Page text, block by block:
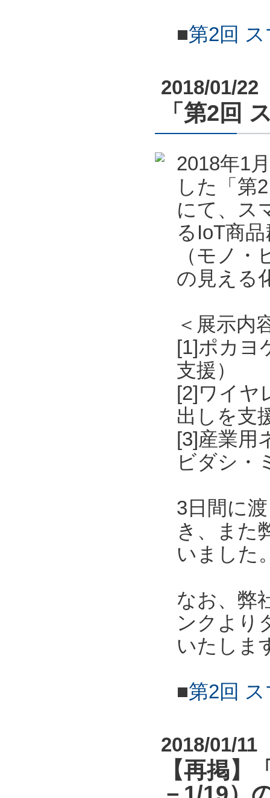
■第2回
2018/01/22
「第2回
2018年1
した「第
にて、ス
るIoT商
（モノ
の見える
＜展示内
[1]ポカヨ
支援）
[2]ワイヤ
出しを支
[3]産業用
ビダシ・
3日間に
き、また
いました
なお、弊
ンクより
いたしま
■第2回
2018/01/11
【再掲】